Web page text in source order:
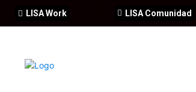
LISA Comunidad
LISA Work